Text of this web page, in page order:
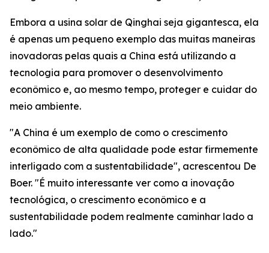
Embora a usina solar de Qinghai seja gigantesca, ela
é apenas um pequeno exemplo das muitas maneiras
inovadoras pelas quais a China está utilizando a
tecnologia para promover o desenvolvimento
econômico e, ao mesmo tempo, proteger e cuidar do
meio ambiente.
"A China é um exemplo de como o crescimento
econômico de alta qualidade pode estar firmemente
interligado com a sustentabilidade", acrescentou De
Boer. "É muito interessante ver como a inovação
tecnológica, o crescimento econômico e a
sustentabilidade podem realmente caminhar lado a
lado."